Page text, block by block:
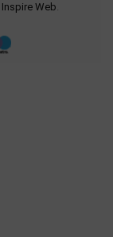
Inspire Web.